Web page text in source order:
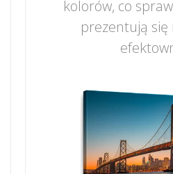
kolorów, co
prezentują się